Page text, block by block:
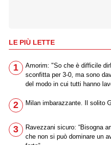
LE PIÙ LETTE
1
Amorim: "So che è difficile
sconfitta per 3-0, ma sono
del modo in cui tutti hanno
2 Milan imbarazzante. Il solito
3
Ravezzani sicuro: “Bisogna
che non si può dominare un